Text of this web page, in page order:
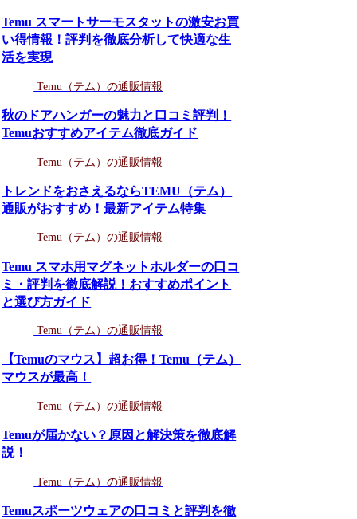
Temu スマートサーモスタットの激安お買
い得情報！評判を徹底分析して快適な生
活を実現
Temu（テム）の通販情報
秋のドアハンガーの魅力と口コミ評判！
Temuおすすめアイテム徹底ガイド
Temu（テム）の通販情報
トレンドをおさえるならTEMU（テム）
通販がおすすめ！最新アイテム特集
Temu（テム）の通販情報
Temu スマホ用マグネットホルダーの口コ
ミ・評判を徹底解説！おすすめポイント
と選び方ガイド
Temu（テム）の通販情報
【Temuのマウス】超お得！Temu（テム）
マウスが最高！
Temu（テム）の通販情報
Temuが届かない？原因と解決策を徹底解
説！
Temu（テム）の通販情報
Temuスポーツウェアの口コミと評判を徹